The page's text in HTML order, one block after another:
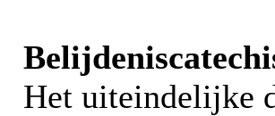
Het uiteindelijke